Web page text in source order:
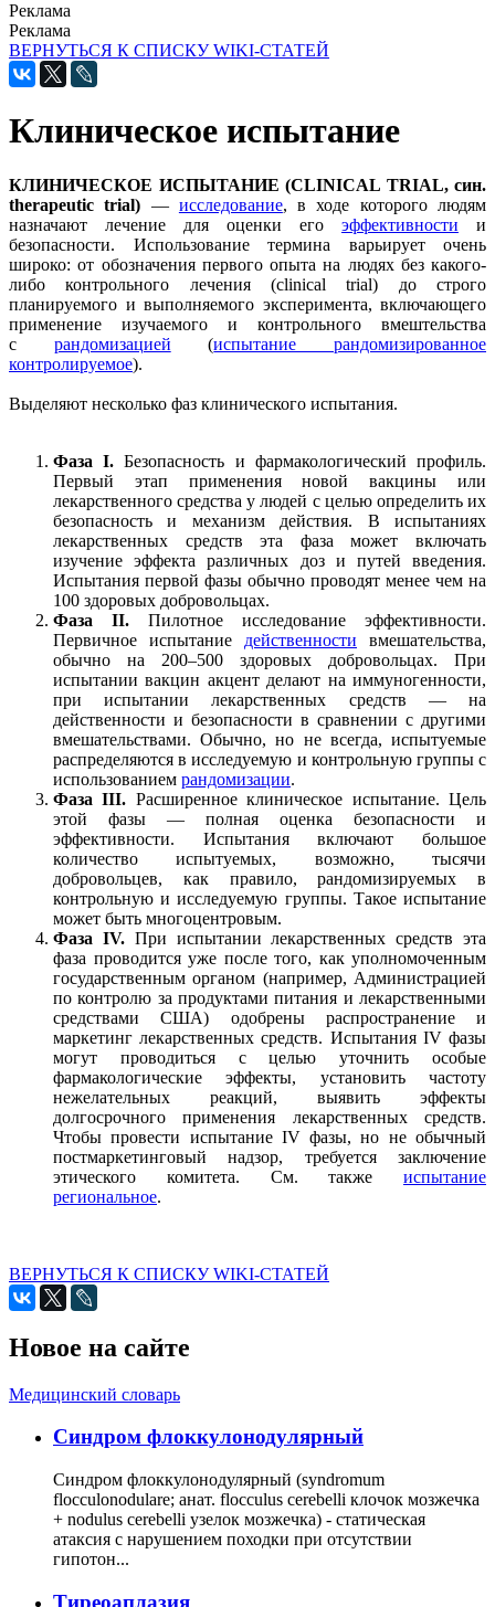
Реклама
Реклама
ВЕРНУТЬСЯ К СПИСКУ WIKI-СТАТЕЙ
Клиническое испытание
КЛИНИЧЕСКОЕ ИСПЫТАНИЕ (CLINICAL TRIAL, син.
therapeutic trial) — исследование, в ходе которого людям
назначают лечение для оценки его эффективности и
безопасности. Использование термина варьирует очень
широко: от обозначения первого опыта на людях без какого-
либо контрольного лечения (clinical trial) до строго
планируемого и выполняемого эксперимента, включающего
применение изучаемого и контрольного вмештельства
с рандомизацией (испытание рандомизированное
контролируемое).
Выделяют несколько фаз клинического испытания.
Фаза I. Безопасность и фармакологический профиль.
Первый этап применения новой вакцины или
лекарственного средства у людей с целью определить их
безопасность и механизм действия. В испытаниях
лекарственных средств эта фаза может включать
изучение эффекта различных доз и путей введения.
Испытания первой фазы обычно проводят менее чем на
100 здоровых добровольцах.
Фаза II. Пилотное исследование эффективности.
Первичное испытание действенности вмешательства,
обычно на 200–500 здоровых добровольцах. При
испытании вакцин акцент делают на иммуногенности,
при испытании лекарственных средств — на
действенности и безопасности в сравнении с другими
вмешательствами. Обычно, но не всегда, испытуемые
распределяются в исследуемую и контрольную группы с
использованием рандомизации.
Фаза III. Расширенное клиническое испытание. Цель
этой фазы — полная оценка безопасности и
эффективности. Испытания включают большое
количество испытуемых, возможно, тысячи
добровольцев, как правило, рандомизируемых в
контрольную и исследуемую группы. Такое испытание
может быть многоцентровым.
Фаза IV.При испытании лекарственных средств эта
фаза проводится уже после того, как уполномоченным
государственным органом (например, Администрацией
по контролю за продуктами питания и лекарственными
средствами США) одобрены распространение и
маркетинг лекарственных средств. Испытания IV фазы
могут проводиться с целью уточнить особые
фармакологические эффекты, установить частоту
нежелательных реакций, выявить эффекты
долгосрочного применения лекарственных средств.
Чтобы провести испытание IV фазы, но не обычный
постмаркетинговый надзор, требуется заключение
этического комитета. См. также испытание
региональное.
ВЕРНУТЬСЯ К СПИСКУ WIKI-СТАТЕЙ
Новое на сайте
Медицинский словарь
Cиндром флоккулонодулярный
Синдром флоккулонодулярный (syndromum
flocculonodulare; анат. flocculus cerebelli клочок мозжечка
+ nodulus cerebelli узелок мозжечка) - статическая
атаксия с нарушением походки при отсутствии
гипотон...
Тиреоаплазия